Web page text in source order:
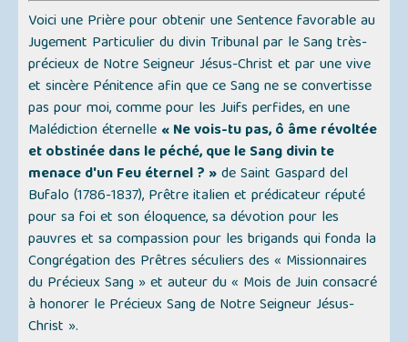
Voici une Prière pour obtenir une Sentence favorable au
Jugement Particulier du divin Tribunal par le Sang très-
précieux de Notre Seigneur Jésus-Christ et par une vive
et sincère Pénitence afin que ce Sang ne se convertisse
pas pour moi, comme pour les Juifs perfides, en une
Malédiction éternelle « Ne vois-tu pas, ô âme révoltée
et obstinée dans le péché, que le Sang divin te
menace d'un Feu éternel ? »de Saint Gaspard del
Bufalo (1786-1837), Prêtre italien et prédicateur réputé
pour sa foi et son éloquence, sa dévotion pour les
pauvres et sa compassion pour les brigands qui fonda la
Congrégation des Prêtres séculiers des « Missionnaires
du Précieux Sang » et auteur du« Mois de Juin consacré
à honorer le Précieux Sang de Notre Seigneur Jésus-
Christ ».